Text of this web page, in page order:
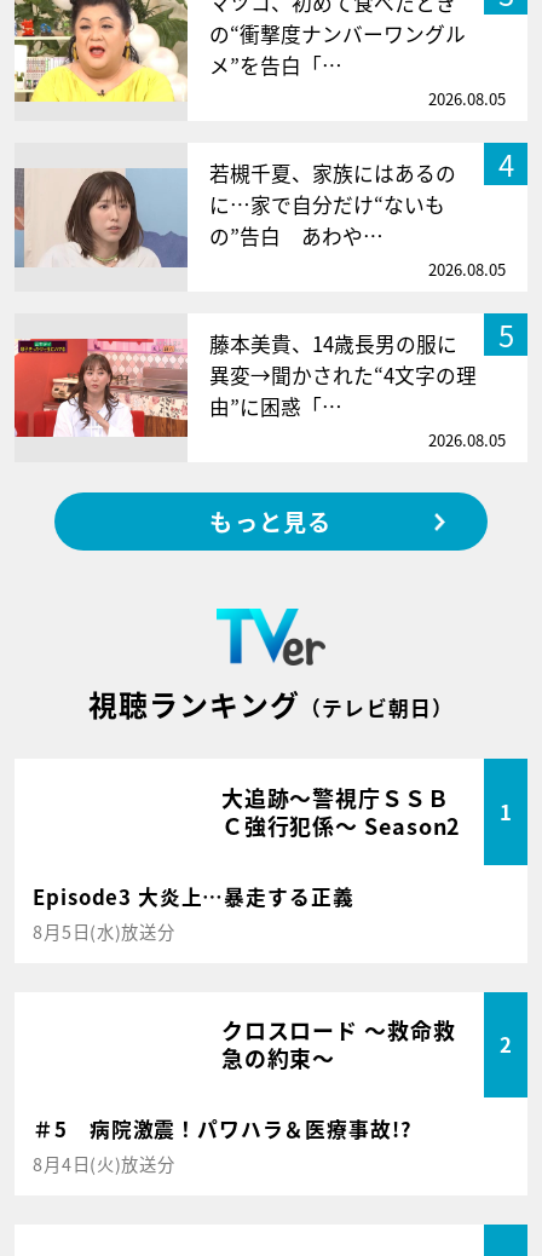
の“衝撃度ナンバーワングル
メ”を告白「…
2026.08.05
4
若槻千夏、家族にはあるの
に…家で自分だけ“ないも
の”告白 あわや…
2026.08.05
5
藤本美貴、14歳長男の服に
異変→聞かされた“4文字の理
由”に困惑「…
2026.08.05
もっと見る
視聴ランキング （テレビ朝日）
大追跡～警視庁ＳＳＢ
Ｃ強行犯係～ Season2
1
Episode3 大炎上…暴走する正義
8月5日(水)放送分
クロスロード ～救命救
急の約束～
2
＃5 病院激震！パワハラ＆医療事故!?
8月4日(火)放送分